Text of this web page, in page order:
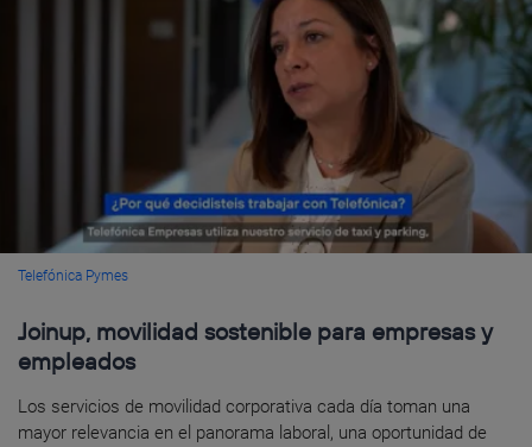
Telefónica Pymes
Joinup, movilidad sostenible para empresas y
empleados
Los servicios de movilidad corporativa cada día toman una
mayor relevancia en el panorama laboral, una oportunidad de